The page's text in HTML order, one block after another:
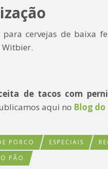
para cervejas de baixa
Witbier.
de tacos com
aqui no Blog do
PORCO ESPECIAIS
PÃO